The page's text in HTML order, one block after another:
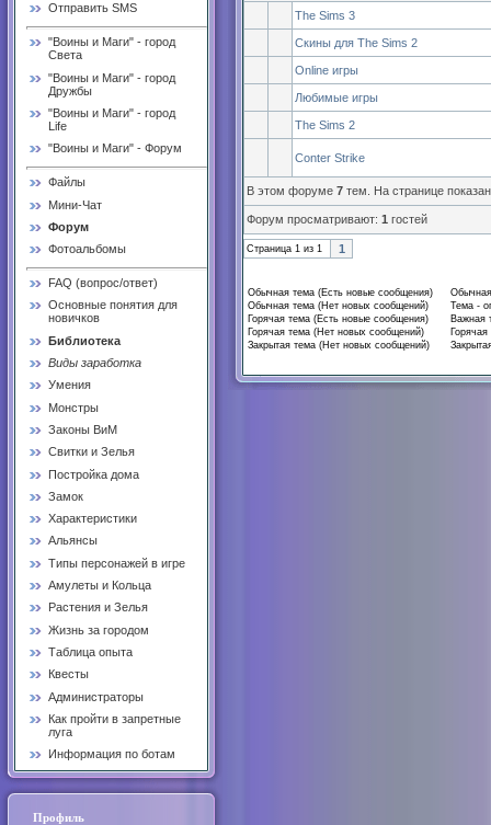
Отправить SMS
"Воины и Маги" - город
Света
"Воины и Маги" - город
Дружбы
"Воины и Маги" - город
Life
"Воины и Маги" - Форум
Файлы
Мини-Чат
Форум
Фотоальбомы
FAQ (вопрос/ответ)
Основные понятия для
новичков
Библиотека
Виды заработка
Умения
Монстры
Законы ВиМ
Свитки и Зелья
Постройка дома
Замок
Характеристики
Альянсы
Типы персонажей в игре
Амулеты и Кольца
Растения и Зелья
Жизнь за городом
Таблица опыта
Квесты
Администраторы
Как пройти в запретные
луга
Информация по ботам
Профиль
The Sims 3
Скины для The Sims 2
Online игры
Любимые игры
The Sims 2
Сonter Strike
В этом форуме 7 тем. На странице
Форум просматривают: 1 гостей
Страница 1 из 1 1
Обычная тема (Есть новые сообщения)
Обычная тема (Нет новых сообщений)
Тема -
Горячая тема (Есть новые сообщения)
Важная
Горячая тема (Нет новых сообщений)
Горячая
Закрытая тема (Нет новых сообщений)